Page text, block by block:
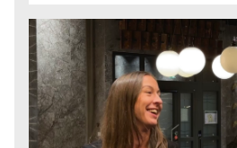
person för att göra det. Karins
tillskott i vårt arbete med att hjälpa
verkliga behov, och samtidigt stötta
sin fulla potential ute hos kund.Vi tog
Karin för att lära känna henne lite
hur hon ser på sin nya roll, vad som
hon hoppas kunna bidra med på Capa.